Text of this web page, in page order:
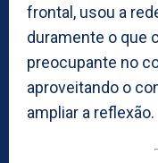
frontal, usou a
duramente o que
preocupante no
aproveitando o
ampliar a reflexão.